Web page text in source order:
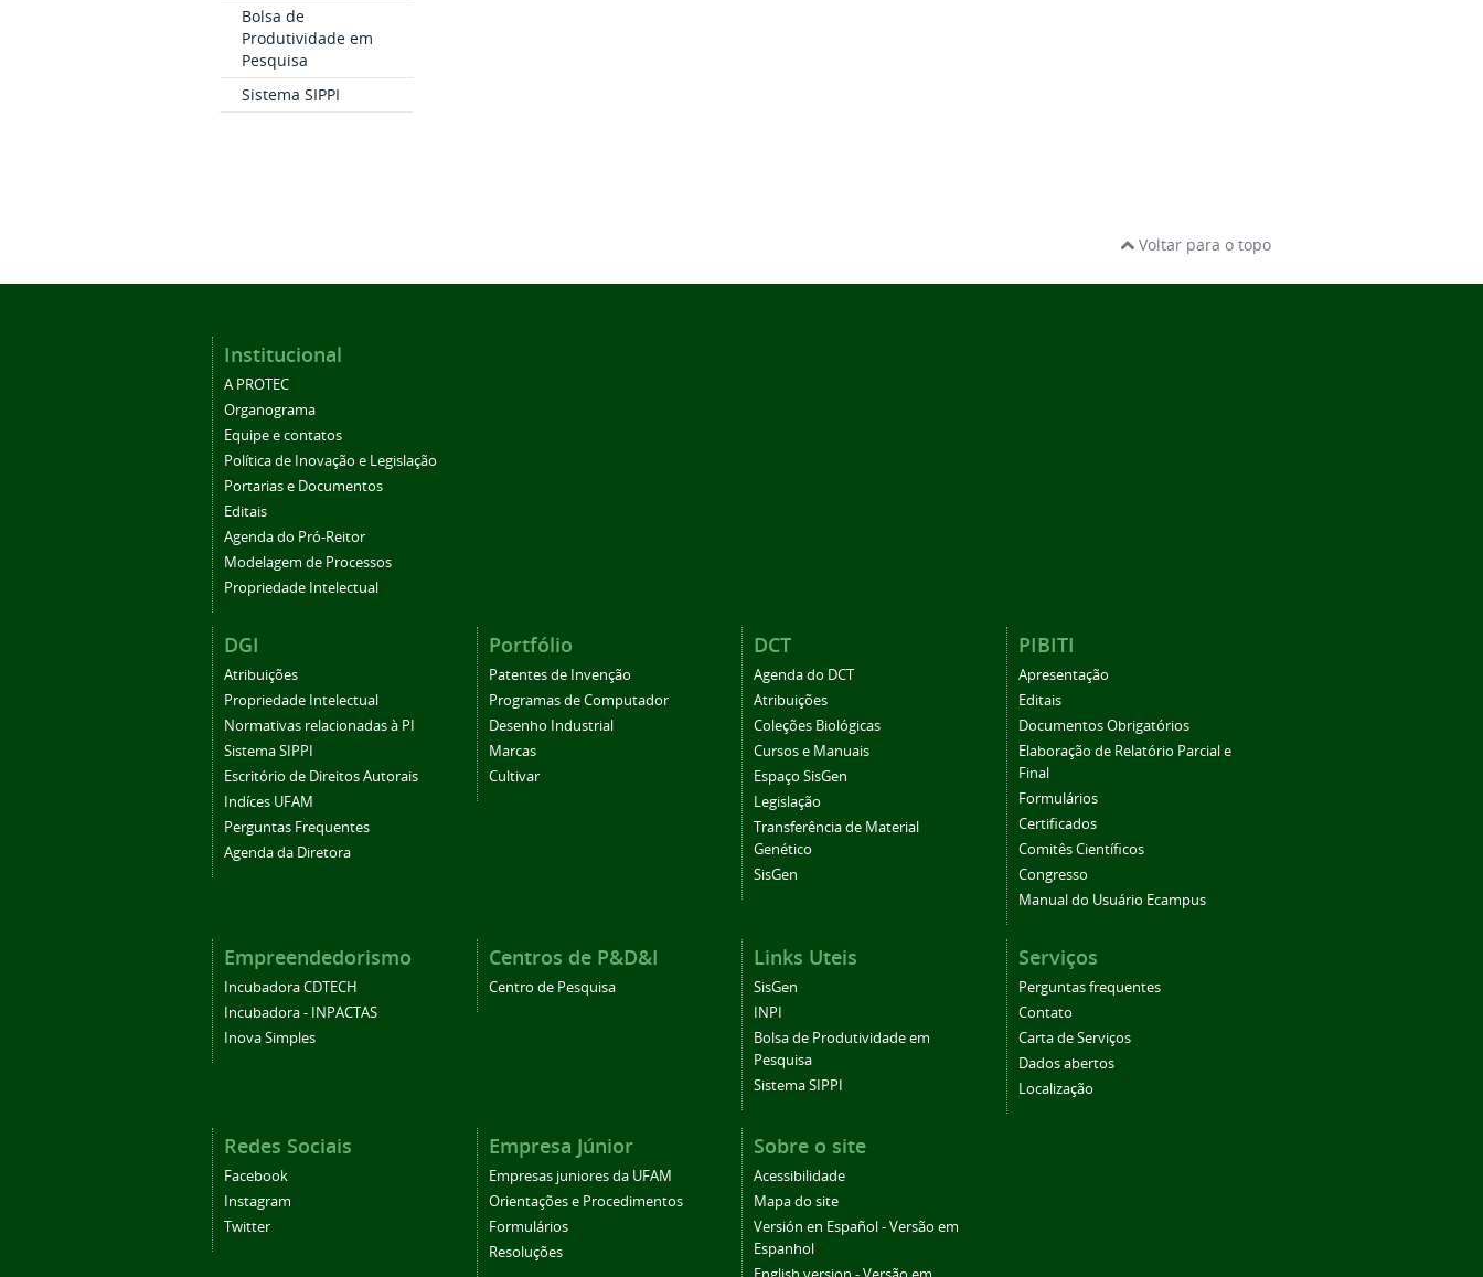
Bolsa de
Produtividade em
Pesquisa
Sistema SIPPI
Voltar para o topo
Institucional
A PROTEC
Organograma
Equipe e contatos
Política de Inovação e Legislação
Portarias e Documentos
Editais
Agenda do Pró-Reitor
Modelagem de Processos
Propriedade Intelectual
DGI
Atribuições
Propriedade Intelectual
Normativas relacionadas à PI
Sistema SIPPI
Escritório de Direitos Autorais
Indíces UFAM
Perguntas Frequentes
Agenda da Diretora
Portfólio
Patentes de Invenção
Programas de Computador
Desenho Industrial
Marcas
Cultivar
DCT
Agenda do DCT
Atribuições
Coleções Biológicas
Cursos e Manuais
Espaço SisGen
Legislação
Transferência de Material
Genético
SisGen
PIBITI
Apresentação
Editais
Documentos Obrigatórios
Elaboração de Relatório Parcial e
Final
Formulários
Certificados
Comitês Científicos
Congresso
Manual do Usuário Ecampus
Empreendedorismo
Incubadora CDTECH
Incubadora - INPACTAS
Inova Simples
Centros de P&D&I
Centro de Pesquisa
Links Uteis
SisGen
INPI
Bolsa de Produtividade em
Pesquisa
Sistema SIPPI
Serviços
Perguntas frequentes
Contato
Carta de Serviços
Dados abertos
Localização
Redes Sociais
Facebook
Instagram
Twitter
Empresa Júnior
Empresas juniores da UFAM
Orientações e Procedimentos
Formulários
Resoluções
Sobre o site
Acessibilidade
Mapa do site
Versión en Español - Versão em
Espanhol